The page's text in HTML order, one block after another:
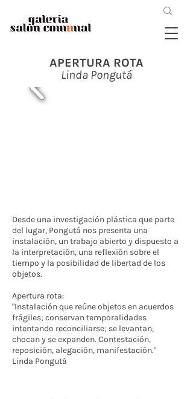
APERTURA ROTA
Linda Pongutá
Desde una investigación plástica que parte
del lugar, Pongutá nos presenta una
instalación, un trabajo abierto y dispuesto a
la interpretación, una reflexión sobre el
tiempo y la posibilidad de libertad de los
objetos.
Apertura rota:
"Instalación que reúne objetos en acuerdos
frágiles; conservan temporalidades
intentando reconciliarse; se levantan,
chocan y se expanden. Contestación,
reposición, alegación, manifestación."
Linda Pongutá